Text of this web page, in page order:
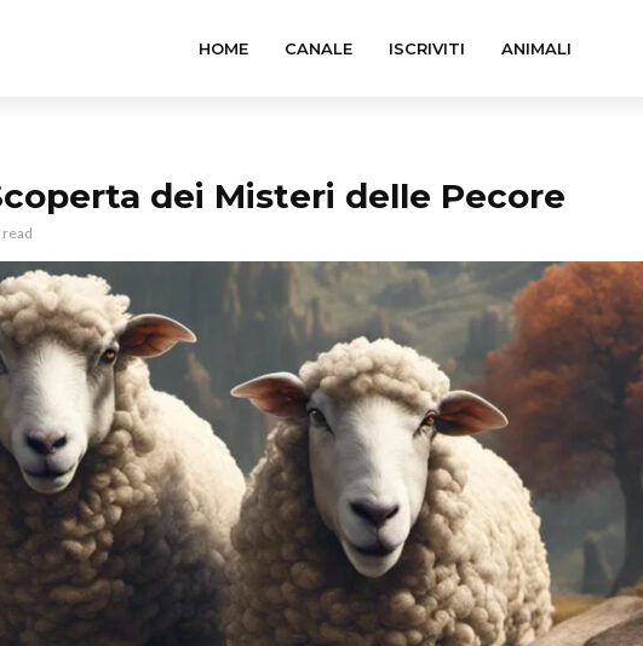
HOME CANALE ISCRIVITI ANIMALI
dei Misteri delle Pecore
read